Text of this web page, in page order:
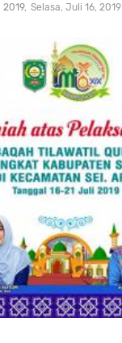
2019 Selasa, Juli 16, 2019